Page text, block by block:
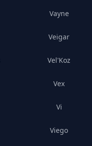
Vayne
Veigar
Vel'Koz
Vex
Vi
Viego